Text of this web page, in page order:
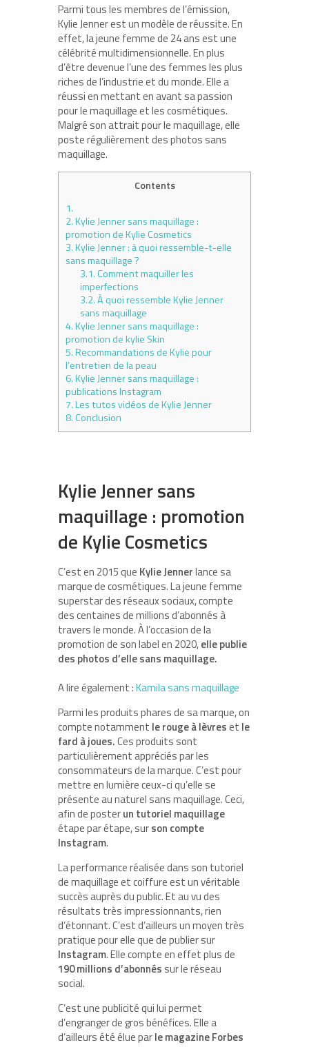
Parmi tous les membres de l’émission,
Kylie Jenner est un modèle de réussite. En
effet, la jeune femme de 24 ans est une
célébrité multidimensionnelle. En plus
d’être devenue l’une des femmes les plus
riches de l’industrie et du monde. Elle a
réussi en mettant en avant sa passion
pour le maquillage et les cosmétiques.
Malgré son attrait pour le maquillage, elle
poste régulièrement des photos sans
maquillage.
Contents
1.
2.Kylie Jenner sans maquillage :
promotion de Kylie Cosmetics
3.Kylie Jenner : à quoi ressemble-t-elle
sans maquillage ?
3.1.Comment maquiller les
imperfections
3.2.À quoi ressemble Kylie Jenner
sans maquillage
4.Kylie Jenner sans maquillage :
promotion de kylie Skin
5.Recommandations de Kylie pour
l’entretien de la peau
6.Kylie Jenner sans maquillage :
publications Instagram
7.Les tutos vidéos de Kylie Jenner
8.Conclusion
Kylie Jenner sans
maquillage : promotion
de Kylie Cosmetics
C’est en 2015 que Kylie Jennerlance sa
marque de cosmétiques. La jeune femme
superstar des réseaux sociaux, compte
des centaines de millions d’abonnés à
travers le monde. À l’occasion de la
promotion de son label en 2020,elle publie
des photos d’elle sans maquillage.
A lire également :Kamila sans maquillage
Parmi les produits phares de sa marque, on
compte notamment le rouge à lèvreset le
fard à joues.Ces produits sont
particulièrement appréciéspar les
consommateurs de la marque. C’est pour
mettre en lumière ceux-ci qu’elle se
présente au naturel sans maquillage. Ceci,
afin de posterun tutoriel maquillage
étape par étape, surson compte
Instagram.
La performance réalisée dans son tutoriel
de maquillage et coiffure est un véritable
succès auprès du public. Et au vu des
résultats très impressionnants, rien
d’étonnant. C’est d’ailleurs un moyen très
pratique pour elle que de publier sur
Instagram. Elle compte en effet plus de
190 millions d’abonnés sur le réseau
social.
C’est une publicité qui lui permet
d’engranger de gros bénéfices. Elle a
d’ailleurs été élue parle magazine Forbes